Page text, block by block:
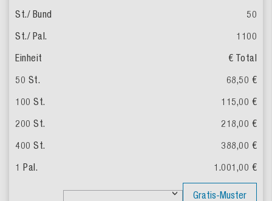
50
1100
€ Total
68,50 €
115,00 €
218,00 €
388,00 €
1.001,00 €
Gratis-Muster